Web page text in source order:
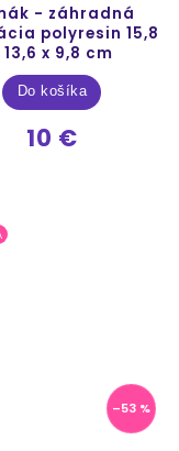
- záhradná
polyresin 15,8
13,6 x 9,8 cm
10 €
Do košíka
–53 %